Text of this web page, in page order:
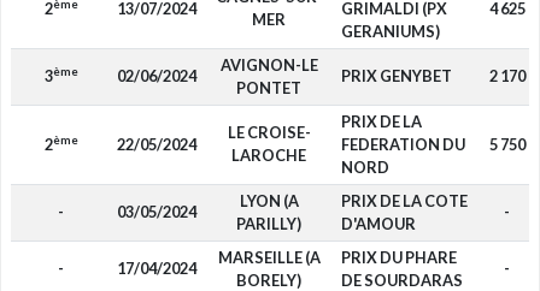
2ème 13/07/2024
MER
GRIMALDI (PX
GERANIUMS)
4 625
3ème 02/06/2024
AVIGNON-LE
PONTET
PRIX GENYBET 2 170
2ème 22/05/2024
LE CROISE-
LAROCHE
PRIX DE LA
FEDERATION DU
NORD
5 750
- 03/05/2024
LYON (A
PARILLY)
PRIX DE LA COTE
D'AMOUR
-
- 17/04/2024
MARSEILLE (A
BORELY)
PRIX DU PHARE
DE SOURDARAS
-